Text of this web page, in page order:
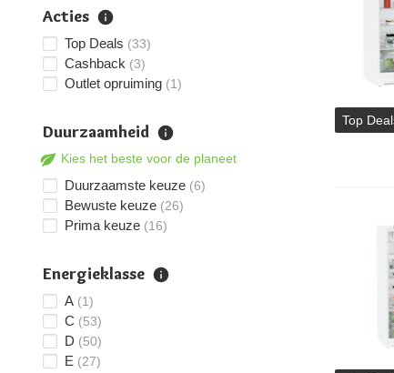
Top
Acties
Top Deals (33)
Cashback (3)
Outlet opruiming (1)
Duurzaamheid
Kies het beste voor de planeet
Duurzaamste keuze (6)
Bewuste keuze (26)
Prima keuze (16)
Energieklasse
A (1)
C (53)
D (50)
E (27)